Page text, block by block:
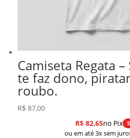
Camiseta Regata
te faz dono,
roubo.
R$ 87,00
R$82,65no Pix
ou em até 3x sem